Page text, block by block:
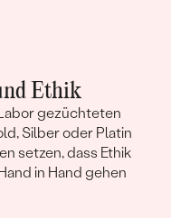
Ethik
gezüchteten
Silber oder Platin
setzen, dass Ethik
in Hand gehen